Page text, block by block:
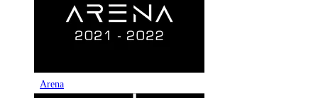
Arena